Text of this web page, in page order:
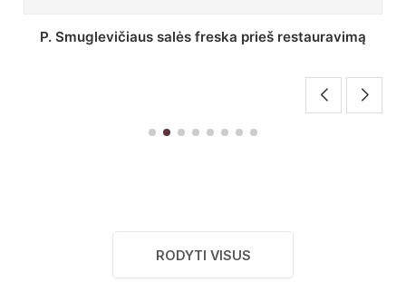
Stepono Batoro universiteto bibliotekos Profesorių
RODYTI VISUS